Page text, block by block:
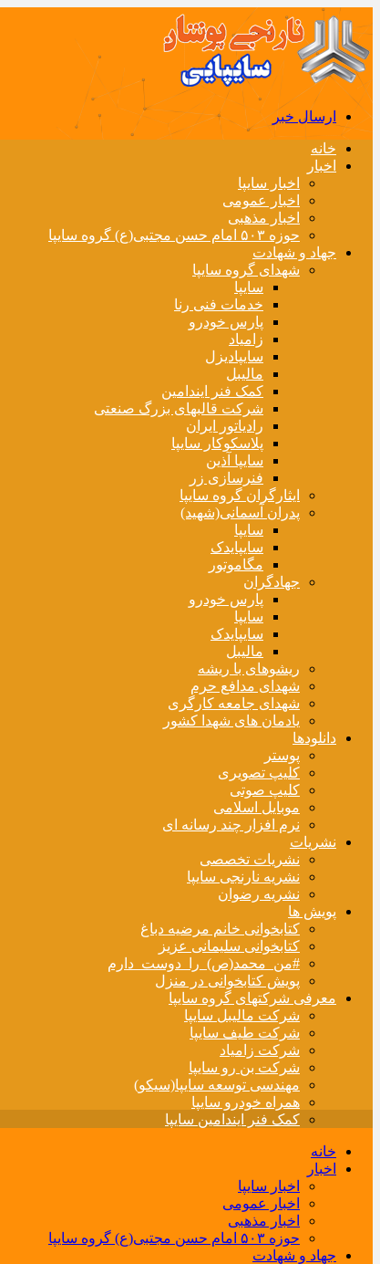
ارسال خبر
خانه
اخبار
اخبار سایپا
اخبار عمومی
اخبار مذهبی
حوزه ۵۰۳ امام حسن مجتبی(ع) گروه سایپا
جهاد و شهادت
شهدای گروه سایپا
سایپا
خدمات فنی رنا
پارس خودرو
زامیاد
سایپادیزل
مالیبل
کمک فنر ایندامین
شرکت قالبهای بزرگ صنعتی
رادیاتور ایران
پلاسکوکار سایپا
سایپا آذین
فنرسازی زر
ایثارگران گروه سایپا
پدران آسمانی(شهید)
سایپا
سایپایدک
مگاموتور
جهادگران
پارس خودرو
سایپا
سایپایدک
مالیبل
ریشوهای با ریشه
شهدای مدافع حرم
شهدای جامعه کارگری
یادمان های شهدا کشور
دانلودها
پوستر
کلیپ تصویری
کلیپ صوتی
موبایل اسلامی
نرم افزار چند رسانه ای
نشریات
نشریات تخصصی
نشریه نارنجی سایپا
نشریه رضوان
پویش ها
کتابخوانی خانم مرضیه دباغ
کتابخوانی سلیمانی عزیز
#من_محمد(ص)_را_دوست_دارم
پویش کتابخوانی در منزل
معرفی شرکتهای گروه سایپا
شرکت مالیبل سایپا
شرکت طیف سایپا
شرکت زامیاد
شرکت بن رو سایپا
مهندسی توسعه سایپا(سیکو)
همراه خودرو سایپا
کمک فنر ایندامین سایپا
خانه
اخبار
اخبار سایپا
اخبار عمومی
اخبار مذهبی
حوزه ۵۰۳ امام حسن مجتبی(ع) گروه سایپا
جهاد و شهادت